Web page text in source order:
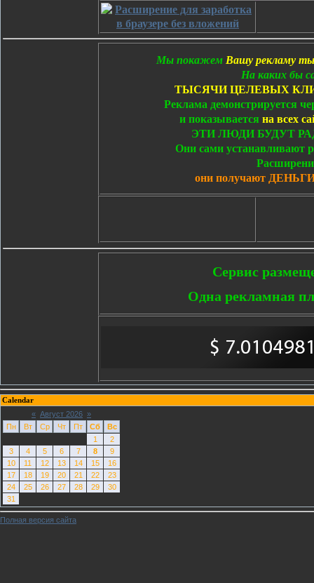
Мы покажем Вашу рекламу
На каких бы
ТЫСЯЧИ ЦЕЛЕВЫХ
Реклама демонстрируется
и показывается на всех
ЭТИ ЛЮДИ БУДУТ
Они сами устанавливают
они получают
Сервис
Одна рекламная
Calendar
« Август 2026 »
Пн
Вт Ср Чт Пт Сб
Вс
1
2
3
4 5 6 7 8
9
10
11 12 13 14 15
16
17
18 19 20 21 22
23
24
25 26 27 28 29
30
31
Полная версия сайта